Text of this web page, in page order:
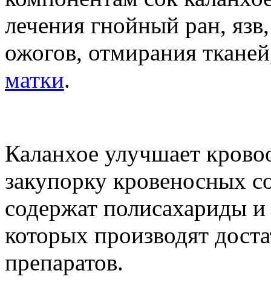
лечения гнойный ран,
ожогов, отмирания
матки.
Каланхое улучшает
закупорку кровеносных
содержат полисахариды
которых производят
препаратов.